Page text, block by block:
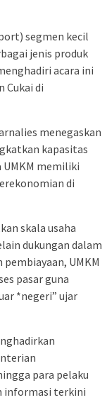
segmen kecil
jenis produk
acara ini
Cukai di
menegaskan
kapasitas
UMKM memiliki
di
skala usaha
dukungan dalam
UMKM
pasar guna
*negeri” ujar
para pelaku
informasi terkini